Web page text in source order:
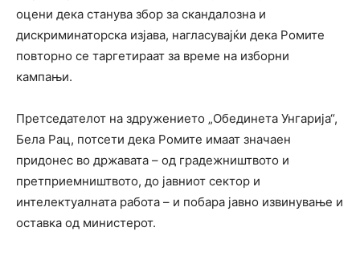
оцени дека станува збор за скандалозна и
дискриминаторска изјава, нагласувајќи дека Ромите
повторно се таргетираат за време на изборни
кампањи.
Претседателот на здружението „Обединета Унгарија“,
Бела Рац, потсети дека Ромите имаат значаен
придонес во државата – од градежништвото и
претприемништвото, до јавниот сектор и
интелектуалната работа – и побара јавно извинување и
оставка од министерот.